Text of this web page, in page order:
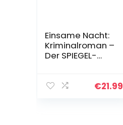
Einsame Nacht:
Kriminalroman –
Der SPIEGEL-
Linville-Reihe 4)
€21.99